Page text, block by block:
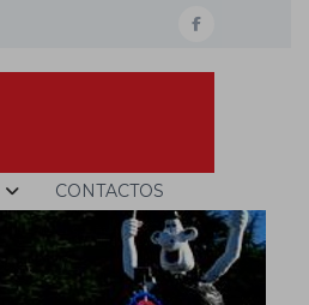
facebook
CONTACTOS